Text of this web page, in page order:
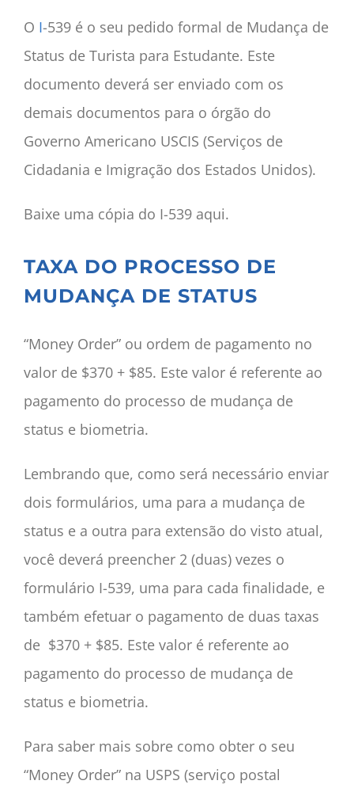
O I-539 é o seu pedido formal de Mudança de
Status de Turista para Estudante. Este
documento deverá ser enviado com os
demais documentos para o órgão do
Governo Americano USCIS (Serviços de
Cidadania e Imigração dos Estados Unidos).
Baixe uma cópia do I-539 aqui.
TAXA DO PROCESSO DE
MUDANÇA DE STATUS
“Money Order” ou ordem de pagamento no
valor de $370 + $85. Este valor é referente ao
pagamento do processo de mudança de
status e biometria.
Lembrando que, como será necessário enviar
dois formulários, uma para a mudança de
status e a outra para extensão do visto atual,
você deverá preencher 2 (duas) vezes o
formulário I-539, uma para cada finalidade, e
também efetuar o pagamento de duas taxas
de $370 + $85. Este valor é referente ao
pagamento do processo de mudança de
status e biometria.
Para saber mais sobre como obter o seu
“Money Order” na USPS (serviço postal